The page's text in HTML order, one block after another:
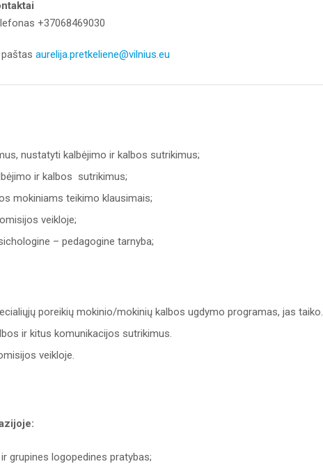
+37068469030
paštas aurelija.pretkeliene@vilnius.eu
nustatyti kalbėjimo ir kalbos sutrikimus;
ir kalbos sutrikimus;
mokiniams teikimo klausimais;
veikloje;
– pedagogine tarnyba;
poreikių mokinio/mokinių kalbos ugdymo programas, jas taiko.
ir kitus komunikacijos sutrikimus.
veikloje.
grupines logopedines pratybas;